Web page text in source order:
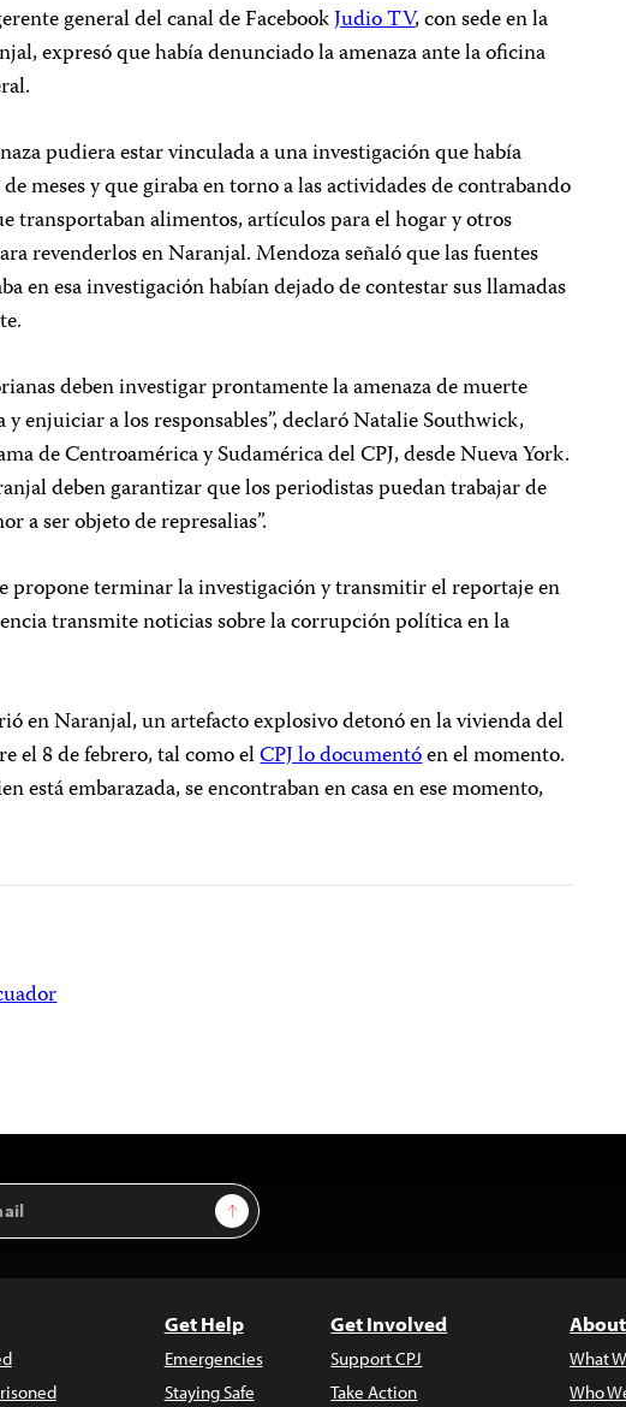
general del canal de FacebookJudio TV, con sede en la
expresó que había denunciado la amenaza ante la oficina
pudiera estar vinculada a una investigación que había
meses y que giraba en torno a las actividades de contrabando
transportaban alimentos, artículos para el hogar y otros
revenderlos en Naranjal. Mendoza señaló que las fuentes
en esa investigación habían dejado de contestar sus llamadas
deben investigar prontamente la amenaza de muerte
enjuiciar a los responsables”, declaró Natalie Southwick,
de Centroamérica y Sudamérica del CPJ, desde Nueva York.
deben garantizar que los periodistas puedan trabajar de
a ser objeto de represalias”.
propone terminar la investigación y transmitir el reportaje en
transmite noticias sobre la corrupción política en la
en Naranjal, un artefacto explosivo detonó en la vivienda del
el 8 de febrero, tal como elCPJ lo documentóen el momento.
está embarazada, se encontraban en casa en ese momento,
Sign Up
Get Help
Emergencies
Staying Safe
Get Involved
Support CPJ
Take Action
What
Who